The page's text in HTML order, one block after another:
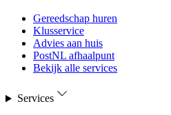
Gereedschap huren
Klusservice
Advies aan huis
PostNL afhaalpunt
Bekijk alle services
Services